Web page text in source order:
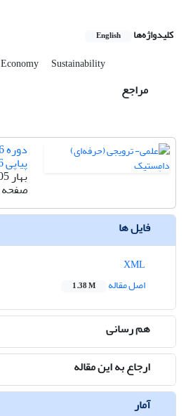
کلیدواژه‌ها English
Economy Sustainability
مراجع
پیاپی 36
بهار 1405
صفحه
فایل ها
اصل مقاله
1.38 M
هم رسانی
ارجاع به این مقاله
آمار